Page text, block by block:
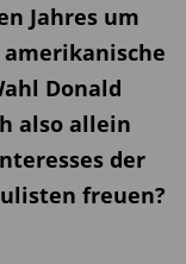
Jahres um
amerikanische
Donald
also allein
der
freuen?